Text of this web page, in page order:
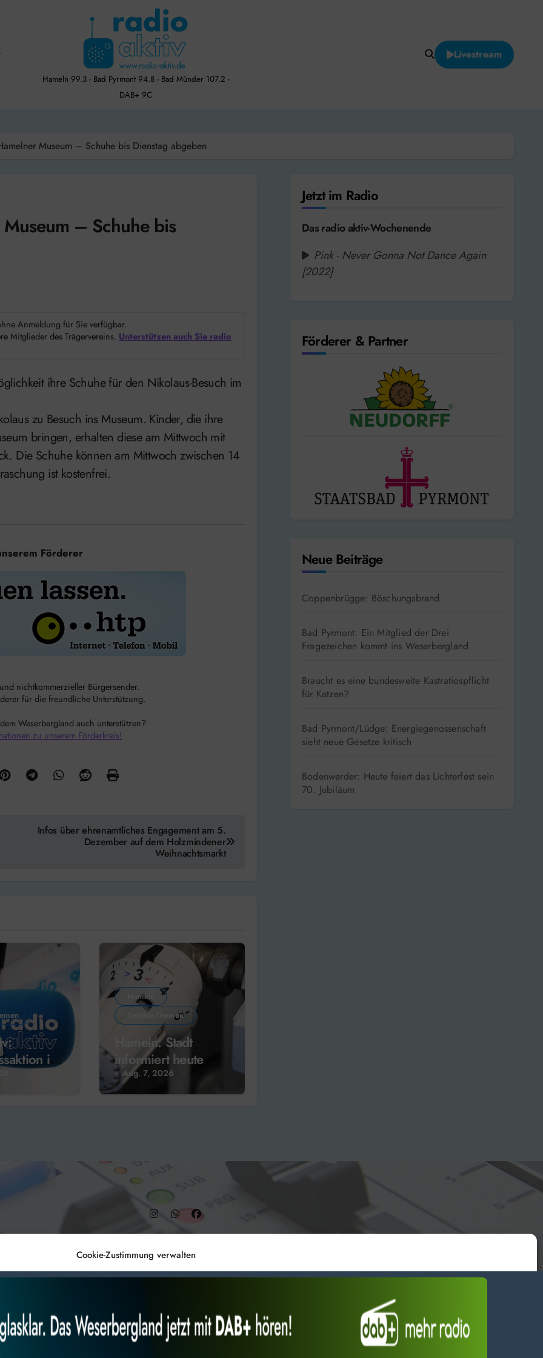
Cookie-Zustimmung verwalten
Merkmale
Hameln 99.3 - Bad Pyrmont 94.8 - Bad Münder 107.2 -
DAB+ 9C
Livestream
Museum – Schuhe bis Dienstag abgeben
– Schuhe bis
Anmeldung für Sie verfügbar.
Mitglieder des Trägervereins. Unterstützen auch Sie radio
zu Besuch ins Museum. Kinder, die ihre
bringen, erhalten diese am Mittwoch mit
Die Schuhe können am Mittwoch zwischen 14
ist kostenfrei.
Förderer
nichtkommerzieller Bürgersender.
für die freundliche Unterstützung.
Weserbergland auch unterstützen?
zu unserem Förderkreis!
Infos über ehrenamtliches Engagement am 5.
Dezember auf dem Holzmindener
Weihnachtsmarkt
im
Hameln
Service-Themen
Hameln: Stadt
informiert heute
über kommunale
Wärmeplanung
Aug. 7, 2026
Jetzt im Radio
Das radio aktiv-Wochenende
Pink - Never Gonna Not Dance Again
[2022]
Förderer & Partner
Neue Beiträge
Coppenbrügge: Böschungsbrand
Bad Pyrmont: Ein Mitglied der Drei
Fragezeichen kommt ins Weserbergland
Braucht es eine bundesweite Kastratiospflicht
für Katzen?
Bad Pyrmont/Lüdge: Energiegenossenschaft
sieht neue Gesetze kritisch
Bodenwerder: Heute feiert das Lichterfest sein
70. Jubiläum
9C